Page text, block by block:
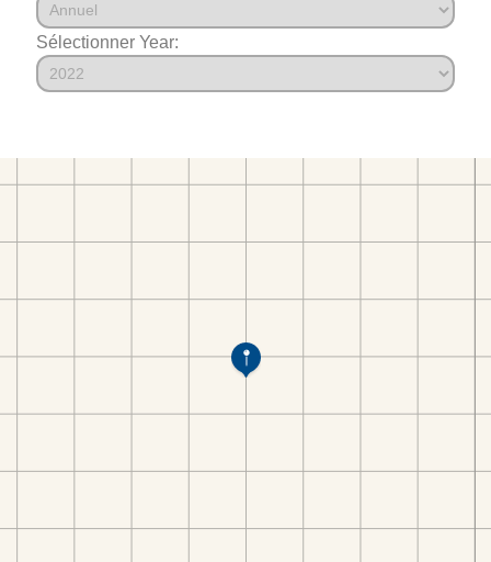
Sélectionner Year: